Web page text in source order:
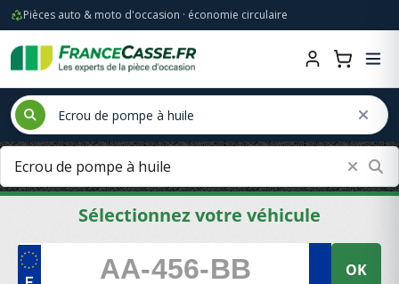
Pièces auto & moto d'occasion · économie circulaire
Sélectionnez votre véhicule
OK